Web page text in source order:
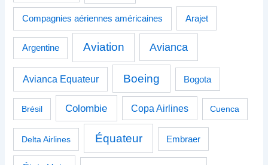
Compagnies aériennes américaines Arajet
Argentine Aviation Avianca
Avianca Equateur Boeing Bogota
Brésil Colombie Copa Airlines Cuenca
Delta Airlines Équateur Embraer